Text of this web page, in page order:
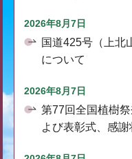
2026年8月7日
国道425号（上北
について
2026年8月7日
第77回全国植樹
よび表彰式、感